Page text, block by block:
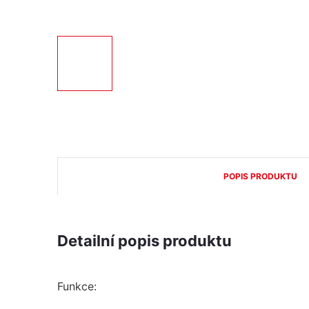
POPIS PRODUKTU
Detailní popis produktu
Funkce: